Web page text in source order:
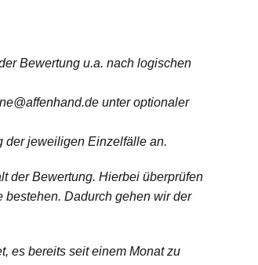
Bewertung u.a. nach logischen
unter optionaler
der jeweiligen Einzelfälle an.
der Bewertung. Hierbei überprüfen
Dadurch gehen wir der
es bereits seit einem Monat zu